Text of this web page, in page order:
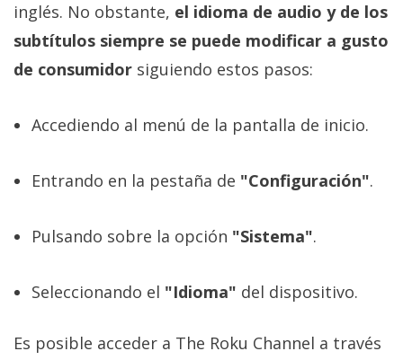
inglés. No obstante, el idioma de audio y de los
subtítulos siempre se puede modificar a gusto
de consumidor siguiendo estos pasos:
Accediendo al menú de la pantalla de inicio.
Entrando en la pestaña de "Configuración".
Pulsando sobre la opción "Sistema".
Seleccionando el "Idioma" del dispositivo.
Es posible acceder a The Roku Channel a través